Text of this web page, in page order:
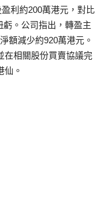
利約200萬港元，對比
虧。公司指出，轉盈主
額減少約920萬港元。
在相關股份買賣協議完
仙。